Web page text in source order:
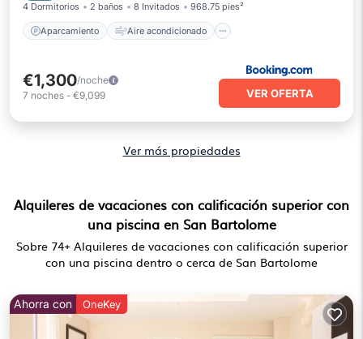
4 Dormitorios 2 baños 8 Invitados 968.75 pies²
Aparcamiento Aire acondicionado
€1,300/noche
7 noches - €9,099 VER OFERTA
Ver más propiedades
Alquileres de vacaciones con calificación superior con
una piscina en San Bartolome
Sobre 74+ Alquileres de vacaciones con calificación superior
con una piscina dentro o cerca de San Bartolome
Ahorra con OneKey